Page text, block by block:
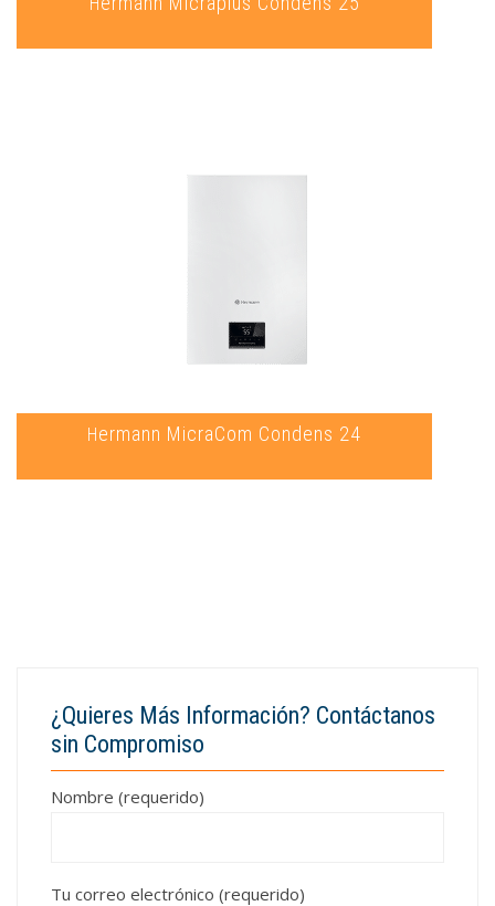
Hermann MicraCom Condens 24
¿Quieres Más Información? Contáctanos
sin Compromiso
Nombre (requerido)
Tu correo electrónico (requerido)